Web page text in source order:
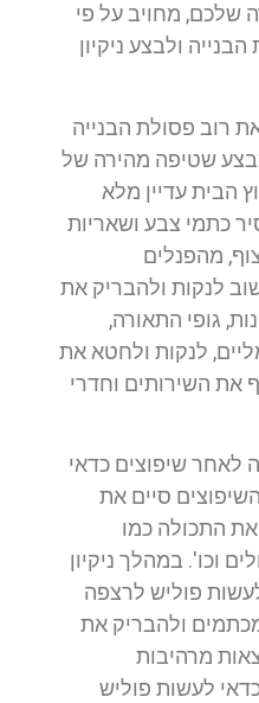
שלכם, מחויב על פי
ולבצע ניקיון
רוב פסולת הבנייה
שטיפה מהירה של
הבית עדיין מלא
כתמי צבע ושאריות
מהפנלים
לנקות ולהבריק את
גופי התאורה,
לנקות ולחטא את
את השירותים וחדרי
לאחר שיפוצים כדאי
סיים את
את התכולה כמו
וכו'. במהלך ניקיון
פוליש לרצפה
ולהבריק את
מרהיבות
לעשות פוליש